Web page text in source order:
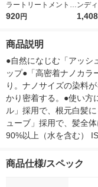
ラートリートメント
リタッチ用 ナチュラ
920円
ンデ
ラッ
1,408
商品説明
●自然になじむ「アッシ
ップ●「高密着ナノカラ
り。ナノサイズの染料
かり密着する。●使い方
ル」採用で、根元白髪
ューブ」採用で、髪全
90%以上（水を含む）
商品仕様/スペック